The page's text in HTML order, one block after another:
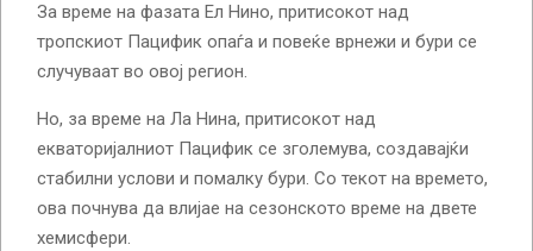
За време на фазата Ел Нино, притисокот над
тропскиот Пацифик опаѓа и повеќе врнежи и бури се
случуваат во овој регион.
Но, за време на Ла Нина, притисокот над
екваторијалниот Пацифик се зголемува, создавајќи
стабилни услови и помалку бури. Со текот на времето,
ова почнува да влијае на сезонското време на двете
хемисфери.